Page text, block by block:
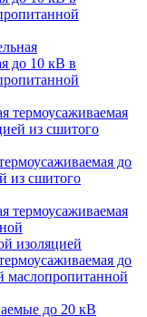
до 10 кВ в
до
из сшитого
до
маслопропитанной